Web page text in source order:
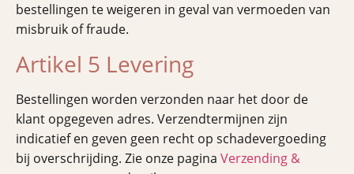
bestellingen te weigeren in geval van vermoeden van
misbruik of fraude.
Artikel 5 Levering
Bestellingen worden verzonden naar het door de
klant opgegeven adres. Verzendtermijnen zijn
indicatief en geven geen recht op schadevergoeding
bij overschrijding. Zie onze pagina Verzending &